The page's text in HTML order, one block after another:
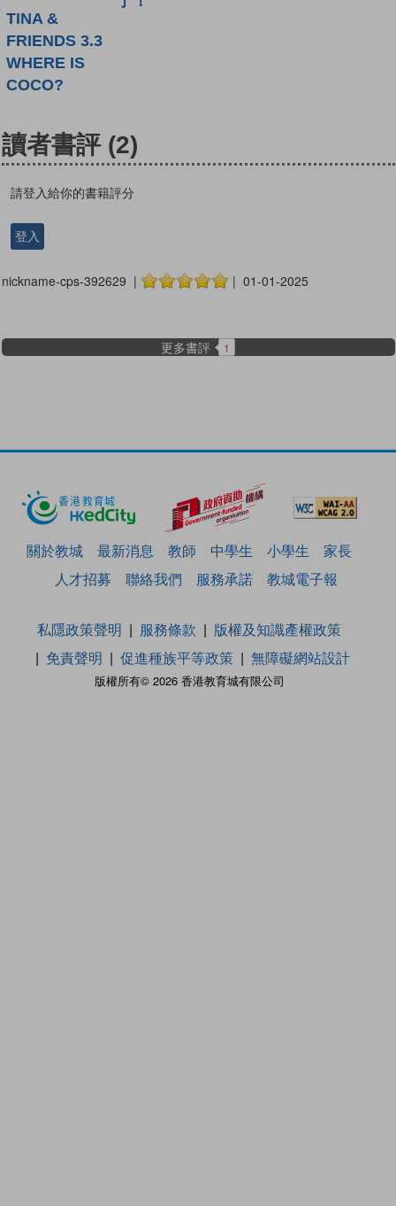
TINA &
FRIENDS 3.3
WHERE IS
COCO?
讀者書評 (2)
請登入給你的書籍評分
登入
nickname-cps-392629 | | 01-01-2025
更多書評 1
關於教城 最新消息 教師 中學生 小學生
家長
人才招募
聯絡我們 服務承諾 教城電子報
版權所有© 2026 香港教育城有限公司
私隱政策聲明 服務條款
版權及知識產權政策
免責聲明
促進種族平等政策 無障礙網站設計